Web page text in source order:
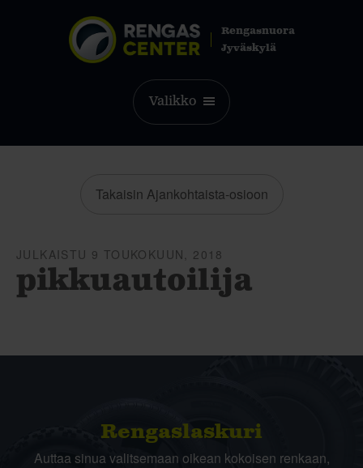
Rengasnuora
Jyväskylä
Valikko
Takaisin Ajankohtaista-osioon
JULKAISTU 9 TOUKOKUUN, 2018
pikkuautoilija
Rengas­laskuri
Auttaa sinua valitsemaan oikean kokoisen renkaan,